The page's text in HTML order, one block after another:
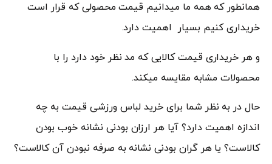
همانطور که همه ما میدانیم قیمت محصولی که قرار است
خریداری کنیم بسیار اهمیت دارد.
و هر خریداری قیمت کالایی که مد نظر خود دارد را با
محصولات مشابه مقایسه میکند.
حال در به نظر شما برای خرید لباس ورزشی قیمت به چه
اندازه اهمیت دارد؟ آیا هر ارزان بودنی نشانه خوب بودن
کالاست؟ یا هر گران بودنی نشانه به صرفه نبودن آن کالاست؟